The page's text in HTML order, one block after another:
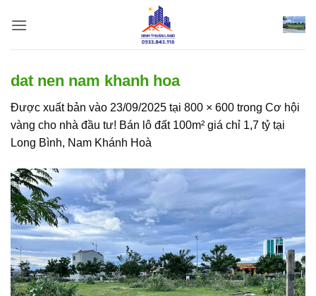
qua
dat nen nam khanh hoa
Được xuất bản vào 23/09/2025 tại 800 × 600 trong Cơ hội
vàng cho nhà đầu tư! Bán lô đất 100m² giá chỉ 1,7 tỷ tại
Long Bình, Nam Khánh Hoà